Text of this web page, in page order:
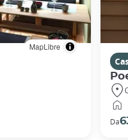
MapLibre
Da